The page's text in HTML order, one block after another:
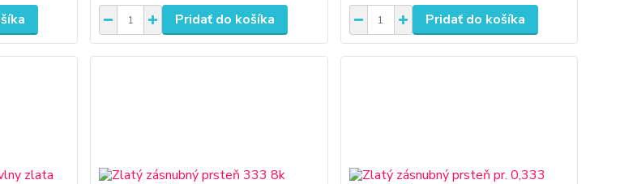
Pridať do košíka Pridať do košíka